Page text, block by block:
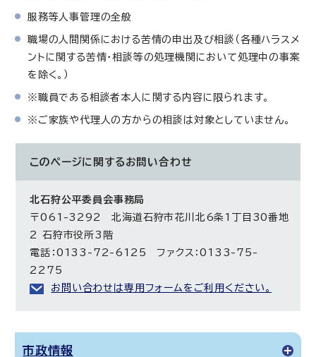
服務等人事管理の全般
職場の人間関係における苦情の申出及び相談（各種ハラスメ
ントに関する苦情・相談等の処理機関において処理中の事案
を除く。）
※職員である相談者本人に関する内容に限られます。
※ご家族や代理人の方からの相談は対象としていません。
このページに関する お問い合わせ
北石狩公平委員会事務局
〒061-3292 北海道石狩市花川北6条1丁目30番地
2 石狩市役所3階
電話：0133-72-6125 ファクス：0133-75-
2275
お問い合わせは専用フォームをご利用ください。
市政情報